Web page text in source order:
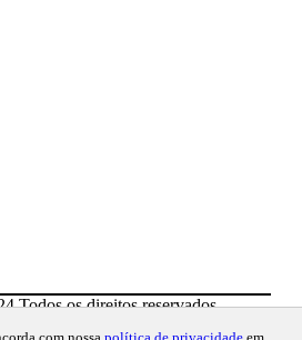
Todos os direitos reservados.